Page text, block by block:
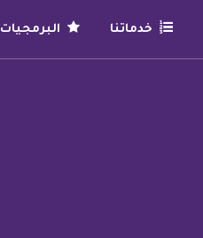
خدماتنا البرمجيات